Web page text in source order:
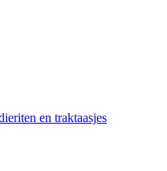
en traktaasjes